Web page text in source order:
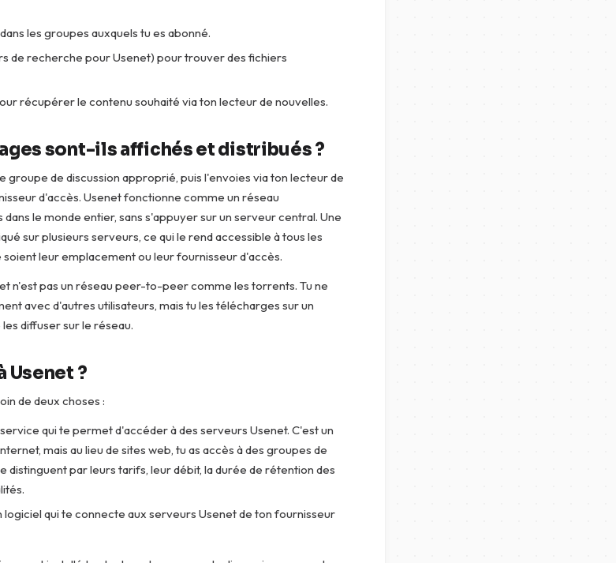
les groupes auxquels tu es abonné.
de recherche pour Usenet) pour trouver des fichiers
récupérer le contenu souhaité via ton lecteur de nouvelles.
sont-ils affichés et distribués ?
groupe de discussion approprié, puis l'envoies via ton lecteur de
d'accès. Usenet fonctionne comme un réseau
le monde entier, sans s'appuyer sur un serveur central. Une
sur plusieurs serveurs, ce qui le rend accessible à tous les
leur emplacement ou leur fournisseur d'accès.
n'est pas un réseau peer-to-peer comme les torrents. Tu ne
avec d'autres utilisateurs, mais tu les télécharges sur un
diffuser sur le réseau.
Usenet ?
de deux choses :
service qui te permet d'accéder à des serveurs Usenet. C'est un
mais au lieu de sites web, tu as accès à des groupes de
distinguent par leurs tarifs, leur débit, la durée de rétention des
logiciel qui te connecte aux serveurs Usenet de ton fournisseur